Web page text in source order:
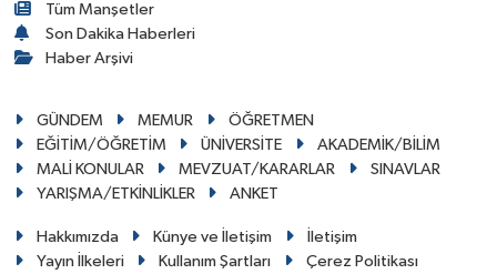
Tüm Manşetler
Son Dakika Haberleri
Haber Arşivi
GÜNDEM MEMUR
ÖĞRETMEN
EĞİTİM/ÖĞRETİM
ÜNİVERSİTE
AKADEMİK/BİLİM
MALİ KONULAR
MEVZUAT/KARARLAR
SINAVLAR
YARIŞMA/ETKİNLİKLER
ANKET
Hakkımızda Künye ve İletişim
İletişim
Yayın İlkeleri
Kullanım Şartları
Çerez Politikası